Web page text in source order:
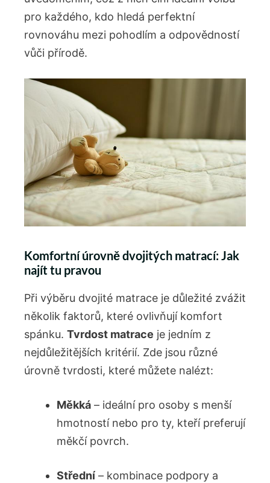
pro každého, kdo hledá perfektní
rovnováhu mezi pohodlím a odpovědností
vůči přírodě.
Komfortní úrovně dvojitých matrací: Jak
najít tu pravou
Při výběru dvojité matrace je důležité ‌zvážit​
několik faktorů, které ovlivňují ⁣komfort
spánku. Tvrdost matrace je jedním z
nejdůležitějších ⁤kritérií.⁢ Zde jsou ⁢různé
úrovně tvrdosti, které můžete nalézt:
Měkká – ideální pro osoby s menší
hmotností nebo pro ty, ‍kteří preferují
měkčí povrch.
Střední – kombinace podpory a